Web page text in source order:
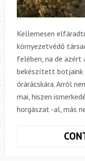
Kellemesen
környezetvédő
felében, na de azért
bekészített botjaink
órárácskára. Arról
mai, hiszen
horgászat -al, más